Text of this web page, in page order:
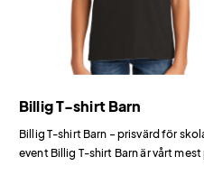
Billig T-shirt Barn
Billig T-shirt Barn – prisvärd för
event Billig T-shirt Barn är vårt mest